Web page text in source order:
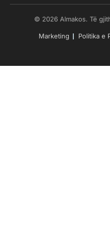
© 2026 Almakos. Të
Marketing Politika e